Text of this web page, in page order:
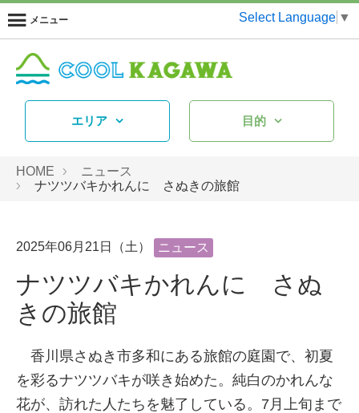
メニュー Select Language ▼
エリア 目的
HOME
ニュース
ナツツバキかれんに さぬきの旅館
2025年06月21日（土） ニュース
ナツツバキかれんに さぬ
きの旅館
香川県さぬき市多和にある旅館の庭園で、初夏
を彩るナツツバキが咲き始めた。純白のかれんな
花が、訪れた人たちを魅了している。7月上旬まで